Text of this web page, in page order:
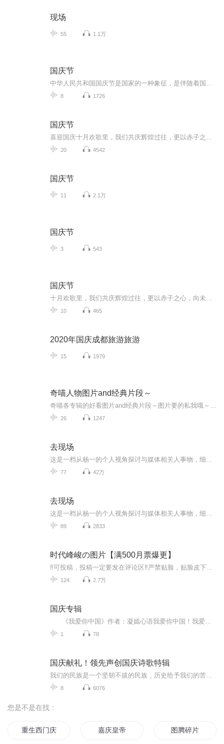
现场
55 1.1万
国庆节
8 1726
国庆节
20 4542
国庆节
11 2.1万
国庆节
3 543
国庆节
10 465
2020年国庆成都旅游旅游
15 1979
奇喵人物图片and经典片段～
26 1247
去现场
77 42万
去现场
89 2833
时代峰峻の图片【满500月票爆更】
124 2.7万
国庆专辑
1 78
国庆献礼！领先声创国庆诗歌特辑
8 6076
您是不是在找：
重生西门庆 嘉庆皇帝 图腾碎片